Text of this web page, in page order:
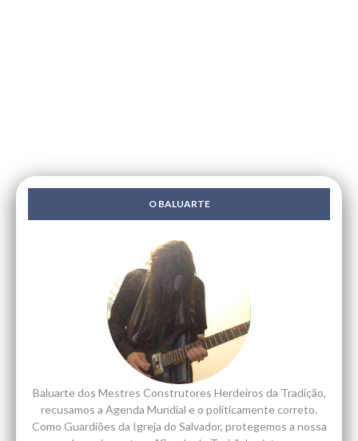
O BALUARTE
Baluarte dos Mestres Construtores Herdeiros da Tradição,
recusamos a Agenda Mundial e o politicamente correto.
Como Guardiões da Igreja do Salvador, protegemos a nossa